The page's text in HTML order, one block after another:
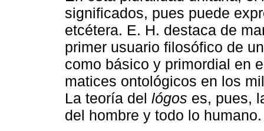
significados, pues puede
etcétera. E. H. destaca de
primer usuario filosófico de
como básico y primordial en
matices ontológicos en los
La teoría del lógos es, pues,
del hombre y todo lo humano.